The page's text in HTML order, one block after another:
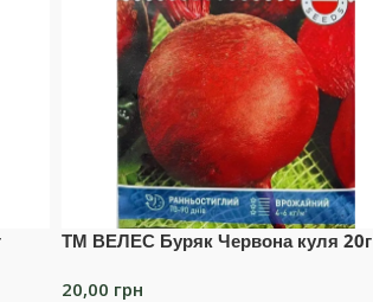
ТМ ВЕЛЕС Буряк Червона куля 20г
20,00 грн